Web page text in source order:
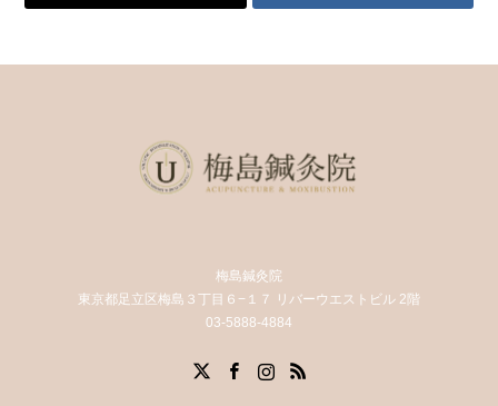
梅島鍼灸院
東京都足立区梅島３丁目６−１７ リバーウエストビル 2階
03-5888-4884
RSS